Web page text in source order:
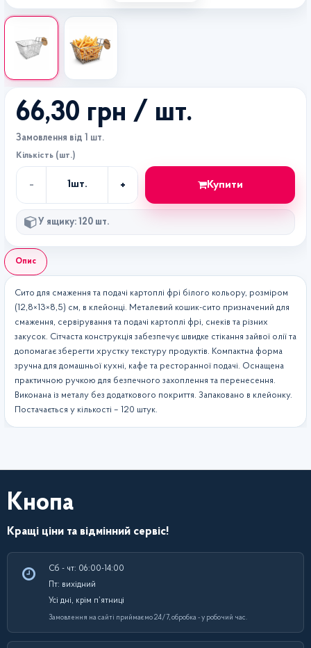
Опис
Сито для смаження та подачі картоплі фрі білого кольору, розміром
(12,8×13×8,5) см, в клейонці. Металевий кошик-сито призначений для
смаження, сервірування та подачі картоплі фрі, снеків та різних
закусок. Сітчаста конструкція забезпечує швидке стікання зайвої олії та
допомагає зберегти хрустку текстуру продуктів. Компактна форма
зручна для домашньої кухні, кафе та ресторанної подачі. Оснащена
практичною ручкою для безпечного захоплення та перенесення.
Виконана із металу без додаткового покриття. Запаковано в клейонку.
Постачається у кількості – 120 штук.
66,30 грн / шт.
Замовлення від 1 шт.
Кількість (шт.)
- 1шт. + Купити
У ящику: 120 шт.
Кнопа
Кращі ціни та відмінний сервіс!
Сб - чт: 06:00-14:00
Пт: вихідний
Усі дні, крім п’ятниці
Замовлення на сайті приймаємо 24/7, обробка - у робочий час.